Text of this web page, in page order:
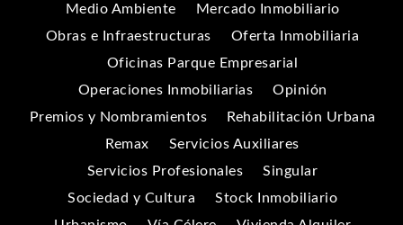
Medio Ambiente
Mercado Inmobiliario
Obras e Infraestructuras
Oferta Inmobiliaria
Oficinas Parque Empresarial
Operaciones Inmobiliarias
Opinión
Premios y Nombramientos
Rehabilitación Urbana
Remax
Servicios Auxiliares
Servicios Profesionales
Singular
Sociedad y Cultura
Stock Inmobiliario